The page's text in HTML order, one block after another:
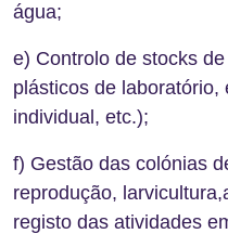
água;
e) Controlo de stocks
plásticos de
individual, etc.);
f) Gestão das colónias
reprodução,
registo das atividades